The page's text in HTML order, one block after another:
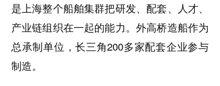
是上海整个船舶集群把研发、配套、人才、
产业链组织在一起的能力。外高桥造船作为
总承制单位，长三角200多家配套企业参与
制造。